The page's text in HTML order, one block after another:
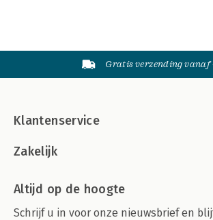
Gratis verzending vanaf
Klantenservice
Zakelijk
Altijd op de hoogte
Schrijf u in voor onze nieuwsbrief en